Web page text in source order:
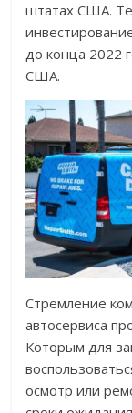
штатах США.
до конца 2022
США.
Стремление
автосервиса
Которым для
осмотр или